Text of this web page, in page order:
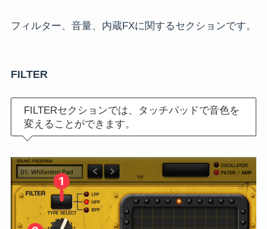
フィルター、音量、内蔵FXに関するセクションです。
FILTER
FILTERセクションでは、タッチパッドで音色を
変えることができます。